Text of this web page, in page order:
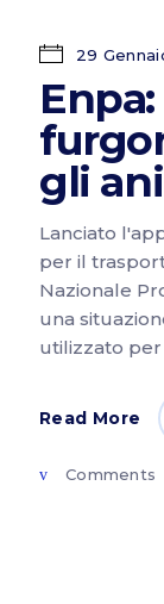
29
gli
Lanciato
per il
Nazionale
una
utilizzato per
Read More
Comments